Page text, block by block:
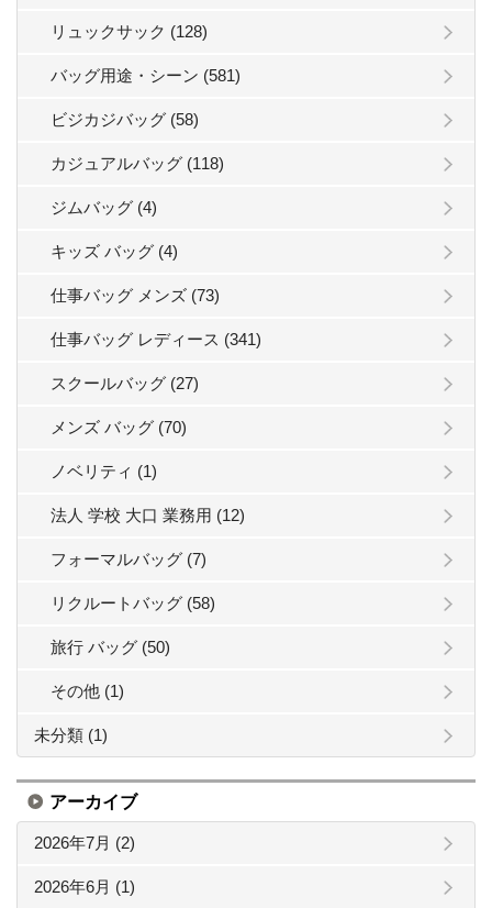
リュックサック (128)
バッグ用途・シーン (581)
ビジカジバッグ (58)
カジュアルバッグ (118)
ジムバッグ (4)
キッズ バッグ (4)
仕事バッグ メンズ (73)
仕事バッグ レディース (341)
スクールバッグ (27)
メンズ バッグ (70)
ノベリティ (1)
法人 学校 大口 業務用 (12)
フォーマルバッグ (7)
リクルートバッグ (58)
旅行 バッグ (50)
その他 (1)
未分類 (1)
アーカイブ
2026年7月 (2)
2026年6月 (1)